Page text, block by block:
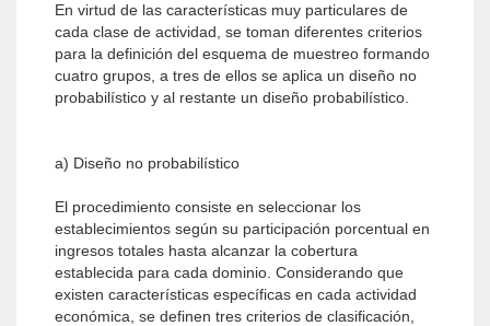
En virtud de las características muy particulares de
cada clase de actividad, se toman diferentes criterios
para la definición del esquema de muestreo formando
cuatro grupos, a tres de ellos se aplica un diseño no
probabilístico y al restante un diseño probabilístico.
a) Diseño no probabilístico
El procedimiento consiste en seleccionar los
establecimientos según su participación porcentual en
ingresos totales hasta alcanzar la cobertura
establecida para cada dominio. Considerando que
existen características específicas en cada actividad
económica, se definen tres criterios de clasificación,